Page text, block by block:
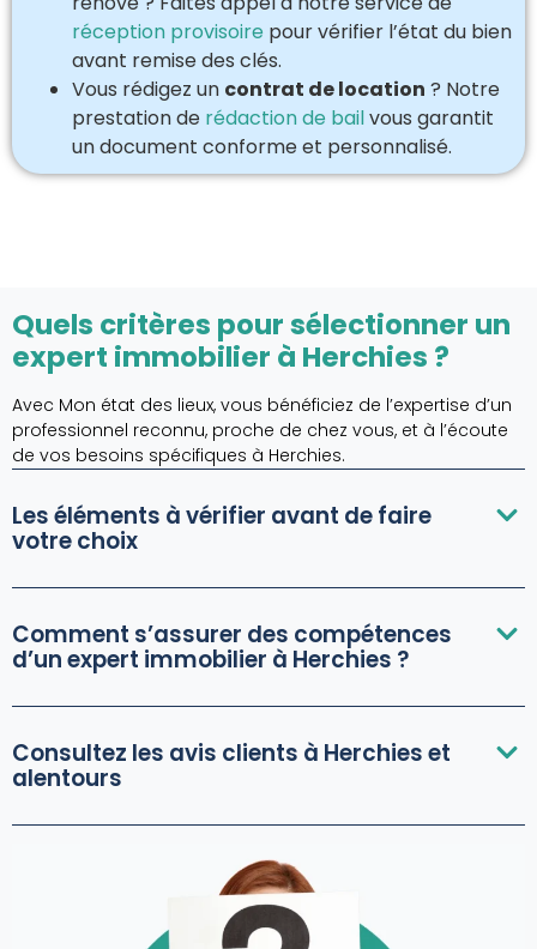
réception provisoire pour vérifier l’état du bien
avant remise des clés.
Vous rédigez un contrat de location ? Notre
prestation de rédaction de bailvous garantit
un document conforme et personnalisé.
Quels critères pour sélectionner un
expert immobilier à Herchies ?
Avec Mon état des lieux, vous bénéficiez de l’expertise d’un
professionnel reconnu, proche de chez vous, et à l’écoute
de vos besoins spécifiques à Herchies.
Les éléments à vérifier avant de faire
votre choix
Comment s’assurer des compétences
d’un expert immobilier à Herchies ?
Consultez les avis clients à Herchies et
alentours